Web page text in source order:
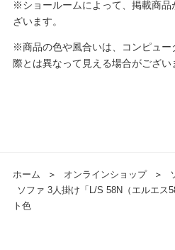
※ショールームによって、掲載商品
ざいます。
※商品の色や風合いは、コンピュー
際とは異なって見える場合がござい
ホーム ＞ オンラインショップ ＞
ソファ 3人掛け「L/S 58N（エルエス
ト色